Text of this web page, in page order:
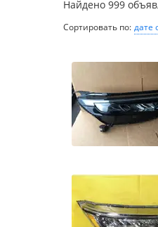
Найдено 999
Сортировать по: дате